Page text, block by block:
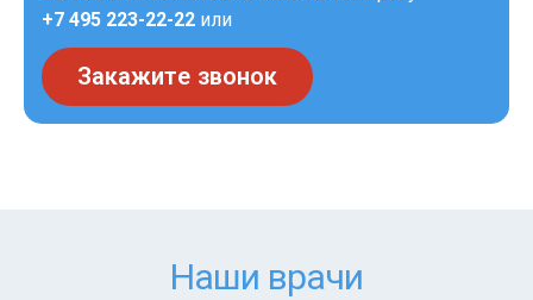
+7 495 223-22-22 или
Закажите звонок
Наши врачи